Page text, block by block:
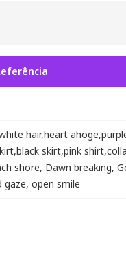
hair,heart ahoge,
,black skirt,pink shirt,
shore, Dawn breaking,
gaze, open smile